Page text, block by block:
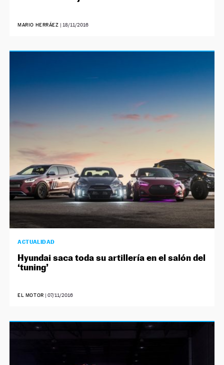
MARIO HERRÁEZ | 18/11/2016
ACTUALIDAD
Hyundai saca toda su artillería en el salón del
‘tuning’
EL MOTOR | 07/11/2016